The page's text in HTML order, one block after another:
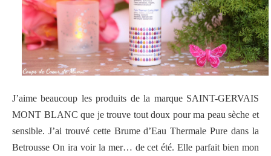
J’aime beaucoup les produits de la marque SAINT-GERVAIS
MONT BLANC que je trouve tout doux pour ma peau sèche et
sensible. J’ai trouvé cette Brume d’Eau Thermale Pure dans la
Betrousse On ira voir la mer… de cet été. Elle parfait bien mon